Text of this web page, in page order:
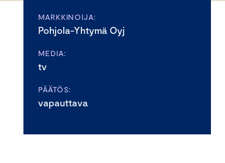
MARKKINOIJA:
Pohjola-Yhtymä Oyj
MEDIA:
tv
PÄÄTÖS:
vapauttava